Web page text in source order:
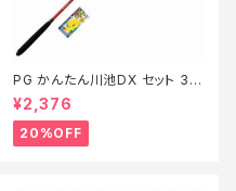
PG かんたん川池DX セット 36
0【特価セット】【20】
¥2,376
20%OFF